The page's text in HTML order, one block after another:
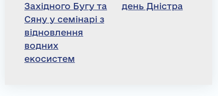
записів
Західного Бугу та
Сяну у семінарі з
відновлення
водних
екосистем
день Дністра